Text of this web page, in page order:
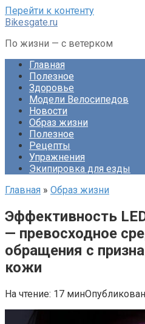
Перейти к контенту
Bikesgate.ru
По жизни — с ветерком
Главная
Полезное
Здоровье
Модели Велосипедов
Новости
Образ жизни
Полезное
Рецепты
Упражнения
Экипировка для езды
Главная » Образ жизни
Эффективность
— превосходное
обращения с
кожи
На чтение: 17 мин